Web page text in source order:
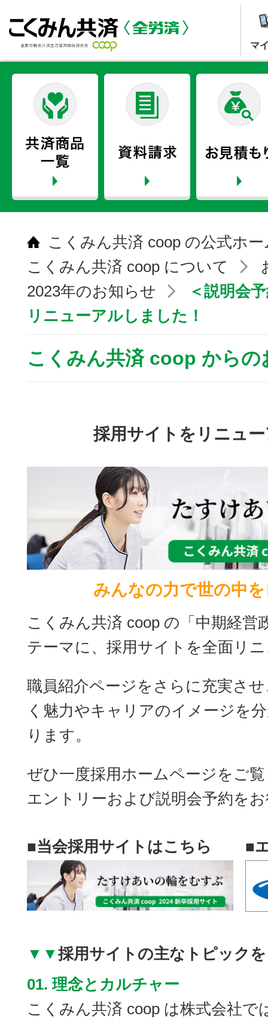
マ
こくみん共済 coop の公式ホ
こくみん共済 coop について
2023年のお知らせ
＜説明会
リニューアルしました！
こくみん共済 coop からの
採用サイトをリニュ
みんなの力で世の中
こくみん共済 coop の「中期経
テーマに、採用サイトを全面リ
職員紹介ページをさらに充実さ
く魅力やキャリアのイメージを
ります。
ぜひ一度採用ホームページをご
エントリーおよび説明会予約を
■当会採用サイトはこちら ■
▼▼採用サイトの主なトピック
01. 理念とカルチャー
こくみん共済 coop は株式会社で